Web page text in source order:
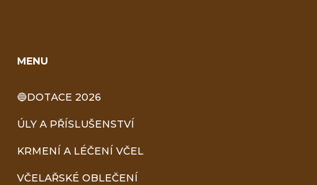
MENU
🔵DOTACE 2026
ÚLY A PŘÍSLUŠENSTVÍ
KRMENÍ A LÉČENÍ VČEL
VČELAŘSKÉ OBLEČENÍ